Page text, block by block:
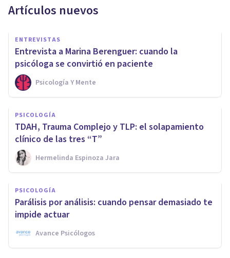
Artículos nuevos
ENTREVISTAS
Entrevista a Marina Berenguer: cuando la
psicóloga se convirtió en paciente
Psicología Y Mente
PSICOLOGÍA
TDAH, Trauma Complejo y TLP: el solapamiento
clínico de las tres “T”
Hermelinda Espinoza Jara
PSICOLOGÍA
Parálisis por análisis: cuando pensar demasiado te
impide actuar
Avance Psicólogos